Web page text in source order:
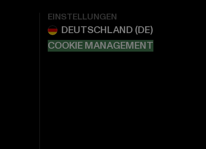
EINSTELLUNGEN
COOKIE MANAGEMENT